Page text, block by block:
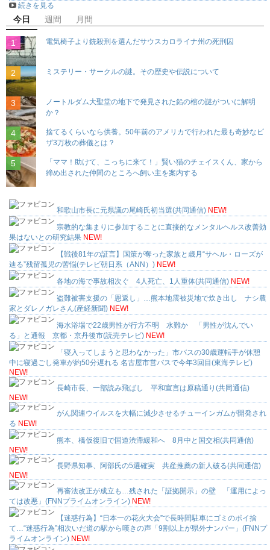
続きを見る
今日 週間 月間
電気椅子より銃殺刑を選んだサウスカロライナ州の死刑囚
ミステリー・サークルの謎。その歴史や伝説について
ノートルダム大聖堂の地下で発見された鉛の棺の謎がついに解明
か？
捨てるくらいなら供養。50年前のアメリカで行われた最も奇妙なピ
ザ3万枚の葬儀とは？
「ママ！助けて、こっちに来て！」賢い猫のチェイスくん、家から
締め出された仲間のところへ飼い主を案内する
和歌山市長に元県議の尾崎氏初当選(共同通信) NEW!
宗教的な集まりに参加することに直接的なメンタルヘルス改善効
果はないとの研究結果 NEW!
【戦後81年の証言】国策が奪った家族と歳月“サヘル・ローズが
辿る”残留孤児の苦悩(テレビ朝日系（ANN）) NEW!
各地の海で事故相次ぐ 4人死亡、1人重体(共同通信) NEW!
盗難被害支援の「恩返し」…熊本地震被災地で炊き出し ナシ農
家とダレノガレさん(産経新聞) NEW!
海水浴場で22歳男性が行方不明 水難か 「男性が沈んでい
る」と通報 京都・京丹後市(読売テレビ) NEW!
「寝入ってしまうと思わなかった」市バスの30歳運転手が休憩
中に寝過ごし発車が約50分遅れる 名古屋市営バスで今年3回目(東海テレビ)
NEW!
長崎市長、一部読み飛ばし 平和宣言は原稿通り(共同通信)
NEW!
がん関連ウイルスを大幅に減少させるチューインガムが開発され
る NEW!
熊本、橋仮復旧で国道渋滞緩和へ 8月中と国交相(共同通信)
NEW!
長野県知事、阿部氏の5選確実 共産推薦の新人破る(共同通信)
NEW!
再審法改正が成立も…残された「証拠開示」の壁 「運用によっ
ては改悪」(FNNプライムオンライン) NEW!
【迷惑行為】“日本一の花火大会”で長時間駐車にゴミのポイ捨
て…“迷惑行為”相次いだ道の駅から嘆きの声「9割以上が県外ナンバー」(FNNプ
ライムオンライン) NEW!